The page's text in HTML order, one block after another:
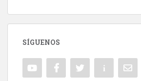
SÍGUENOS